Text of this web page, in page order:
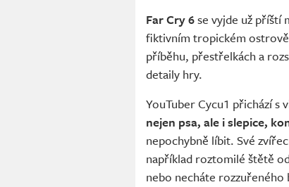
Far Cry 6se vyjde už příští
fiktivním tropickém ostrově
příběhu, přestřelkách a
detaily hry.
YouTuber Cycu1 přichází s
nejen psa, ale i slepice,
nepochybně líbit. Své
například roztomilé štětě
nebo necháte